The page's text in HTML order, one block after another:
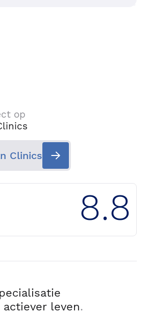
op
Clinics
8.8
actiever leven.